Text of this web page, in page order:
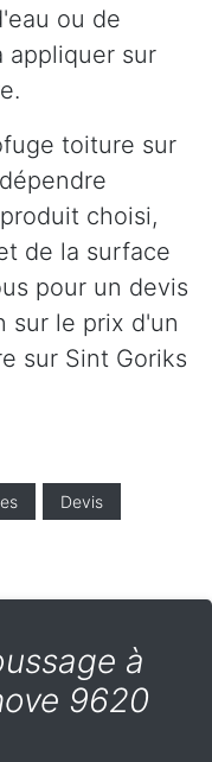
ou de
appliquer sur
toiture sur
choisi,
de la surface
pour un devis
sur le prix d'un
sur Sint Goriks
Devis
à
9620